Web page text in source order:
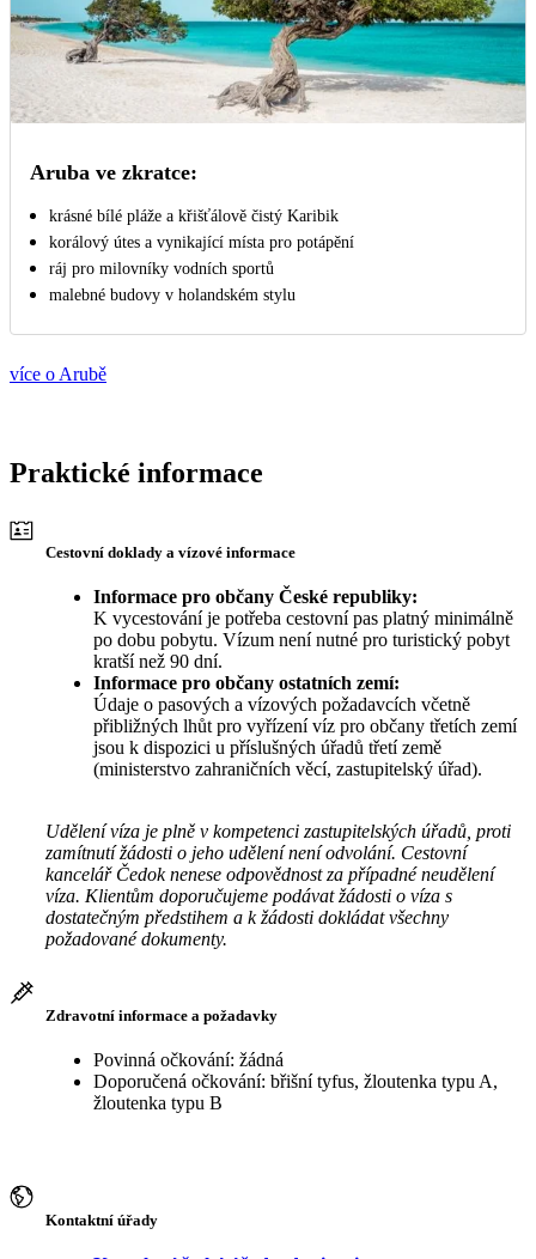
Aruba ve zkratce:
krásné bílé pláže a křišťálově čistý Karibik
korálový útes a vynikající místa pro potápění
ráj pro milovníky vodních sportů
malebné budovy v holandském stylu
více o Arubě
Praktické informace
Cestovní doklady a vízové informace
Informace pro občany České republiky:
K vycestování je potřeba cestovní pas platný minimálně
po dobu pobytu. Vízum není nutné pro turistický pobyt
kratší než 90 dní.
Informace pro občany ostatních zemí:
Údaje o pasových a vízových požadavcích včetně
přibližných lhůt pro vyřízení víz pro občany třetích zemí
jsou k dispozici u příslušných úřadů třetí země
(ministerstvo zahraničních věcí, zastupitelský úřad).
Udělení víza je plně v kompetenci zastupitelských úřadů, proti
zamítnutí žádosti o jeho udělení není odvolání. Cestovní
kancelář Čedok nenese odpovědnost za případné neudělení
víza. Klientům doporučujeme podávat žádosti o víza s
dostatečným předstihem a k žádosti dokládat všechny
požadované dokumenty.
Zdravotní informace a požadavky
Povinná očkování: žádná
Doporučená očkování: břišní tyfus, žloutenka typu A,
žloutenka typu B
Kontaktní úřady